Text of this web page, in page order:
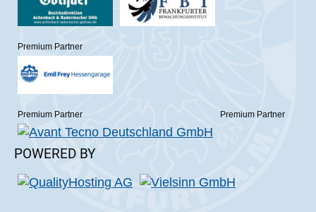
Premium Partner
Premium Partner Premium Partner
POWERED BY